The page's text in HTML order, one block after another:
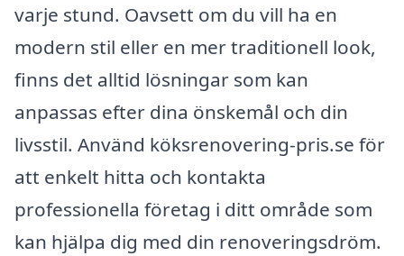
varje stund. Oavsett om du vill ha en
modern stil eller en mer traditionell look,
finns det alltid lösningar som kan
anpassas efter dina önskemål och din
livsstil. Använd köksrenovering-pris.se för
att enkelt hitta och kontakta
professionella företag i ditt område som
kan hjälpa dig med din renoveringsdröm.